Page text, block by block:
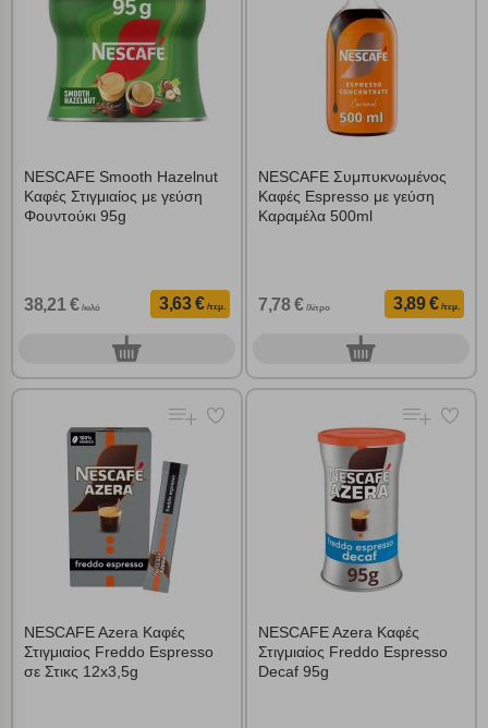
NESCAFE Smooth Hazelnut
Καφές Στιγμιαίος με γεύση
Φουντούκι 95g
38,21 € /κιλό 3,63 € /τεμ.
0τεμ.
NESCAFE Συμπυκνωμένος
Καφές Espresso με γεύση
Καραμέλα 500ml
7,78 € /λίτρο 3,89 € /τεμ.
0τεμ.
NESCAFE Azera Καφές
Στιγμιαίος Freddo Espresso
σε Στικς 12x3,5g
NESCAFE Azera Καφές
Στιγμιαίος Freddo Espresso
Decaf 95g